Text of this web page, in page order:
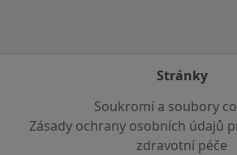
Stránky
Soukromí a soubory
Zásady ochrany osobních údajů
zdravotní péče